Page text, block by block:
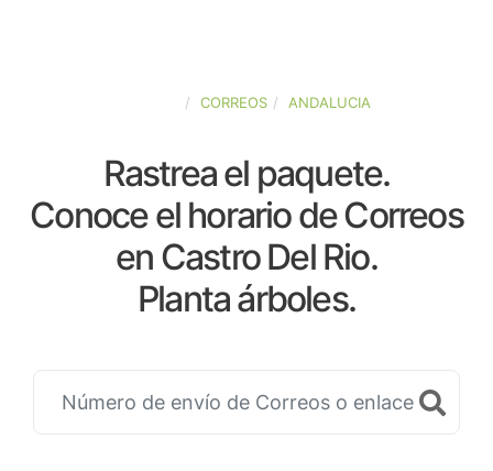
CORREOS ANDALUCIA
Rastrea el paquete.
Conoce el horario de Correos
en Castro Del Rio.
Planta árboles.